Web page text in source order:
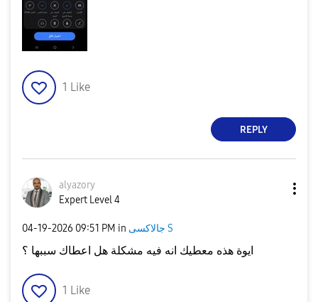
1 Like
REPLY
alyazory
Expert Level 4
‎04-19-2026 09:51 PM in جالاكسى S
ايوة هذه معطيك انه فيه مشكلة هل اعطاك سببها ؟
1 Like